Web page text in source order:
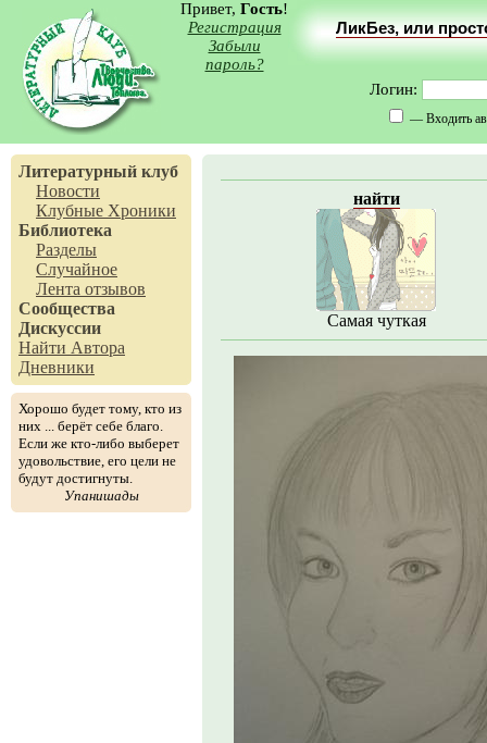
Привет, Гость!
Регистрация
Забыли
пароль?
ЛикБез, или
Логин:
— Входить
Литературный клуб
Новости
Клубные Хроники
Библиотека
Разделы
Случайное
Лента отзывов
Сообщества
Дискуссии
Найти Автора
Дневники
Хорошо будет тому, кто из
них ... берёт себе благо.
Если же кто-либо выберет
удовольствие, его цели не
будут достигнуты.
Упанишады
найти
Самая чуткая